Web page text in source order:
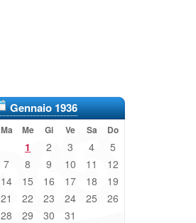
Gennaio 1936
Ma Me Gi Ve Sa Do
1 2 3 4 5
7 8 9 10 11 12
14 15 16 17 18 19
21 22 23 24 25 26
28 29 30 31